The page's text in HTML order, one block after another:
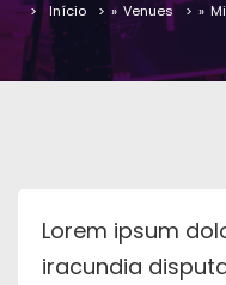
Início » Venues »
Lorem ipsum
iracundia